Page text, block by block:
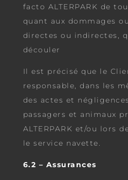
facto ALTERPARK de
quant aux dommages
directes ou indirectes,
découler
Il est précisé que le
responsable, dans les
des actes et
passagers et animaux
ALTERPARK et/ou lors
le service navette.
6.2 – Assurances